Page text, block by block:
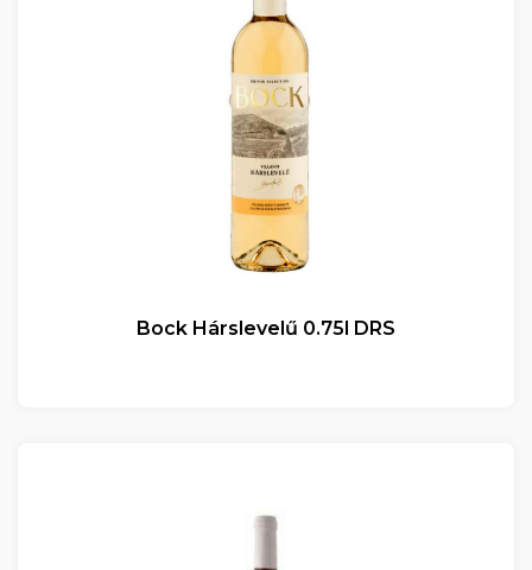
Bock Hárslevelű 0.75l DRS